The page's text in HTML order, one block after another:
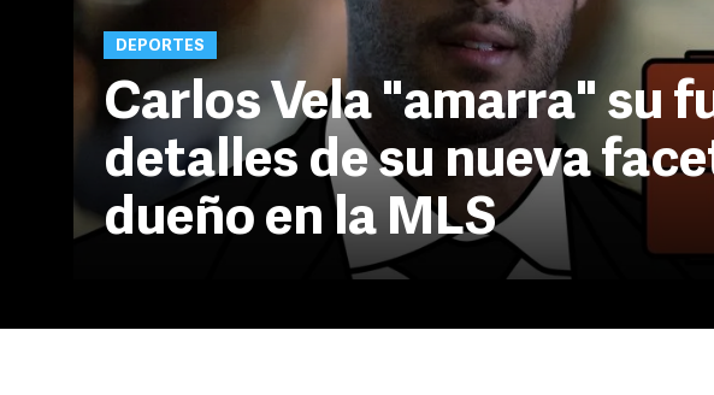
DEPORTES
Carlos Vela "amarra" su
detalles de su nueva
dueño en la MLS